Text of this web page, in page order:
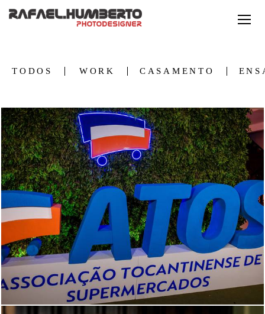
TODOS WORK CASAMENTO
462